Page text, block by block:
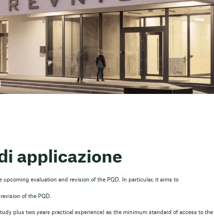
applicazione
upcoming evaluation and revision of the PQD. In particular, it aims to
of the PQD.
plus two years practical experience) as the minimum standard of access to